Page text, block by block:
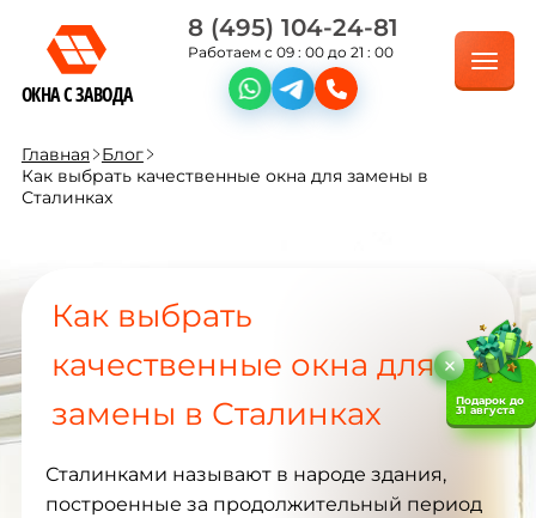
ОКНА С ЗАВОДА
8 (495) 104-24-81
Работаем с 09 : 00 до 21 : 00
Главная
Блог
Как выбрать качественные окна для замены в
Сталинках
Как выбрать
качественные окна для
замены в Сталинках
Сталинками называют в народе здания,
построенные за продолжительный период
Подарок до
31 августа